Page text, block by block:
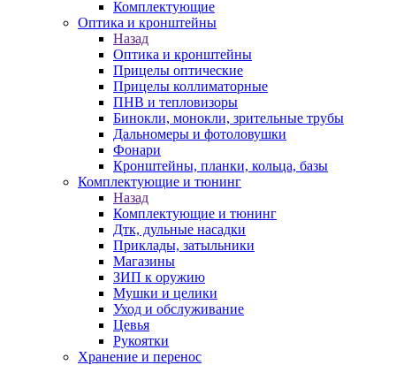
Комплектующие
Оптика и кронштейны
Назад
Оптика и кронштейны
Прицелы оптические
Прицелы коллиматорные
ПНВ и тепловизоры
Бинокли, монокли, зрительные трубы
Дальномеры и фотоловушки
Фонари
Кронштейны, планки, кольца, базы
Комплектующие и тюнинг
Назад
Комплектующие и тюнинг
Дтк, дульные насадки
Приклады, затыльники
Магазины
ЗИП к оружию
Мушки и целики
Уход и обслуживание
Цевья
Рукоятки
Хранение и перенос